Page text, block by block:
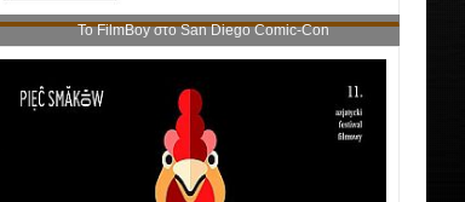
Το FilmBoy στο San Diego Comic-Con